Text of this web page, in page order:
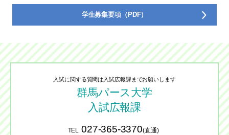
学生募集要項（PDF）
入試に関する質問は入試広報課までお願いします
群馬パース大学
入試広報課
TEL 027-365-3370(直通)